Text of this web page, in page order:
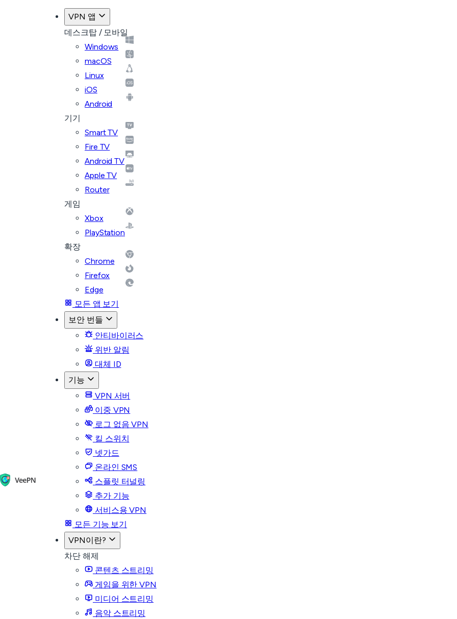
VPN 앱
데스크탑 / 모바일
Windows
macOS
Linux
iOS
Android
기기
Smart TV
Fire TV
Android TV
Apple TV
Router
게임
Xbox
PlayStation
확장
Chrome
Firefox
Edge
모든 앱 보기
보안 번들
안티바이러스
위반 알림
대체 ID
기능
VPN 서버
이중 VPN
로그 없음 VPN
킬 스위치
넷가드
온라인 SMS
스플릿 터널링
추가 기능
서비스용 VPN
모든 기능 보기
VPN이란?
차단 해제
콘텐츠 스트리밍
게임을 위한 VPN
미디어 스트리밍
음악 스트리밍